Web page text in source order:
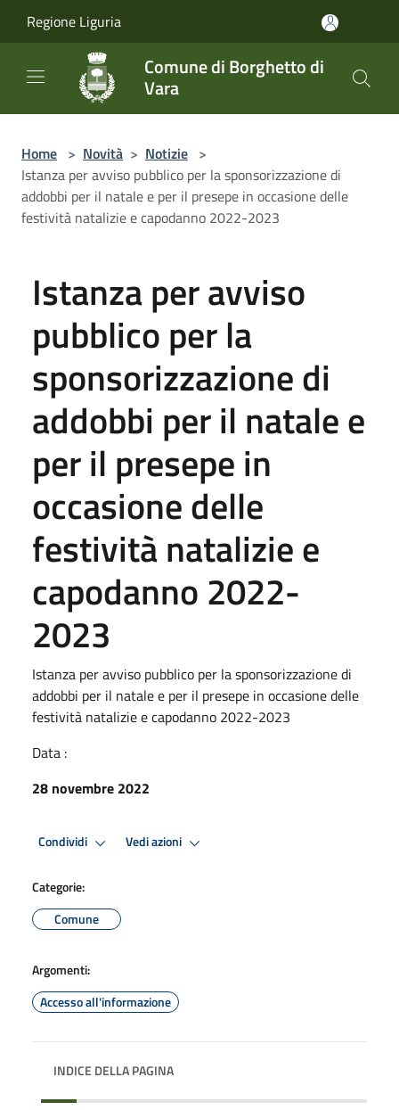
Regione Liguria
Comune di Borghetto di
Vara
Home > Novità > Notizie >
Istanza per avviso pubblico per la sponsorizzazione di
addobbi per il natale e per il presepe in occasione delle
festività natalizie e capodanno 2022-2023
Istanza per avviso
pubblico per la
sponsorizzazione di
addobbi per il natale e
per il presepe in
occasione delle
festività natalizie e
capodanno 2022-
2023
Istanza per avviso pubblico per la sponsorizzazione di
addobbi per il natale e per il presepe in occasione delle
festività natalizie e capodanno 2022-2023
Data :
28 novembre 2022
Condividi Vedi azioni
Categorie:
Comune
Argomenti:
Accesso all'informazione
INDICE DELLA PAGINA